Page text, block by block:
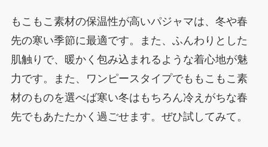
もこもこ素材の保温性が高いパジャマは、冬や春
先の寒い季節に最適です。また、ふんわりとした
肌触りで、暖かく包み込まれるような着心地が魅
力です。また、ワンピースタイプでももこもこ素
材のものを選べば寒い冬はもちろん冷えがちな春
先でもあたたかく過ごせます。ぜひ試してみて。